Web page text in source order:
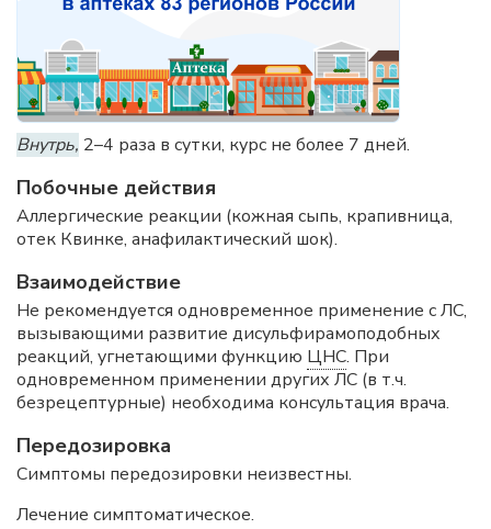
Внутрь, 2–4 раза в сутки, курс не более 7 дней.
Побочные действия
Аллергические реакции (кожная сыпь, крапивница,
отек Квинке, анафилактический шок).
Взаимодействие
Не рекомендуется одновременное применение с ЛС,
вызывающими развитие дисульфирамоподобных
реакций, угнетающими функцию ЦНС. При
одновременном применении других ЛС (в т.ч.
безрецептурные) необходима консультация врача.
Передозировка
Симптомы передозировки неизвестны.
Лечение симптоматическое.